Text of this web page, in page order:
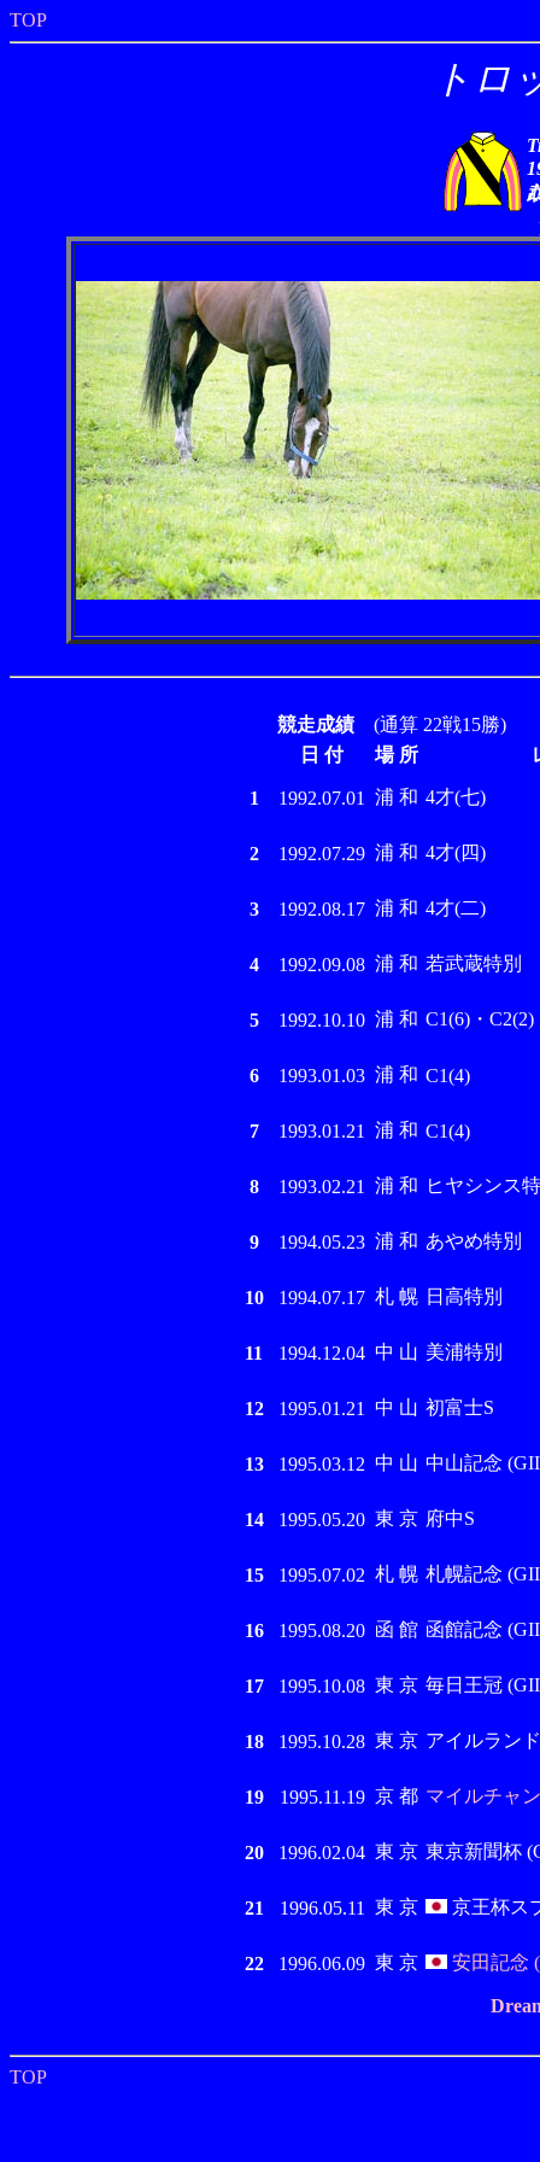
TOP
トロ
競走成績(通算 22戦15勝)
日 付
場 所
1 1992.07.01 浦 和 4才(七)
2 1992.07.29 浦 和 4才(四)
3 1992.08.17 浦 和 4才(二)
4 1992.09.08 浦 和 若武蔵特別
5 1992.10.10 浦 和 C1(6)・C2(2)
6 1993.01.03 浦 和 C1(4)
7 1993.01.21 浦 和 C1(4)
8 1993.02.21 浦 和 ヒヤシンス
9 1994.05.23 浦 和 あやめ特別
10 1994.07.17 札 幌 日高特別
11 1994.12.04 中 山 美浦特別
12 1995.01.21 中 山 初富士S
13 1995.03.12 中 山 中山記念
14 1995.05.20 東 京 府中S
15 1995.07.02 札 幌 札幌記念
16 1995.08.20 函 館 函館記念
17 1995.10.08 東 京 毎日王冠
18 1995.10.28 東 京 アイルラン
19 1995.11.19 京 都 マイルチャ
20 1996.02.04 東 京 東京新聞杯
21 1996.05.11 東 京 京王杯ス
22 1996.06.09 東 京 安田記念
TOP